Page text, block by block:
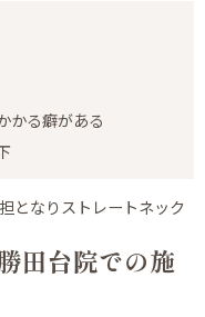
かる癖がある
となりストレートネック
田台院での施